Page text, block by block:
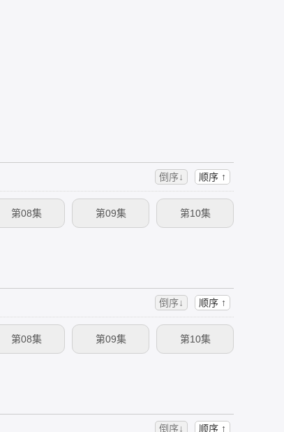
倒序↓ 顺序 ↑
第08集 第09集 第10集
倒序↓ 顺序 ↑
第08集 第09集 第10集
倒序↓ 顺序 ↑